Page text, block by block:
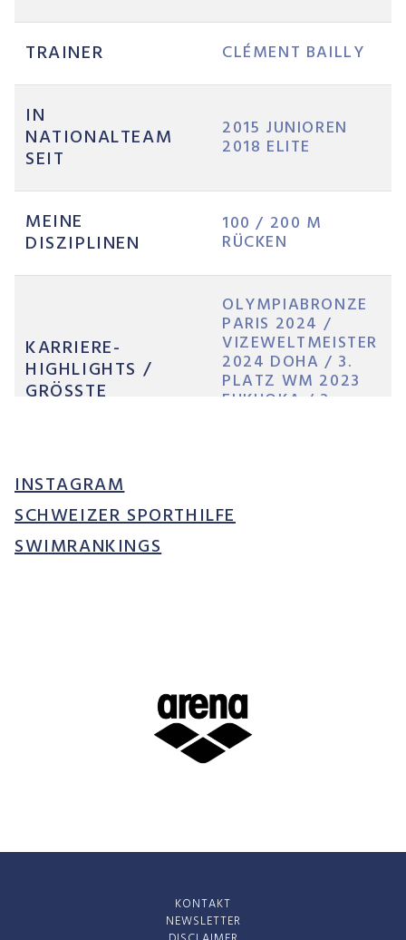
TRAINER CLÉMENT BAILLY
IN
NATIONALTEAM
SEIT
2015 JUNIOREN
2018 ELITE
MEINE
DISZIPLINEN
100 / 200 M
RÜCKEN
KARRIERE-
HIGHLIGHTS /
GRÖSSTE
OLYMPIABRONZE
PARIS 2024 /
VIZEWELTMEISTER
2024 DOHA / 3.
PLATZ WM 2023
FUKUOKA / 3.
KARRIERE-ZIELE LA 2028
MIT 5 JAHREN
MEINEN ERSTEN GENF, MÄRZ 2009
INSTAGRAM
SCHWEIZER SPORTHILFE
SWIMRANKINGS
KONTAKT
NEWSLETTER